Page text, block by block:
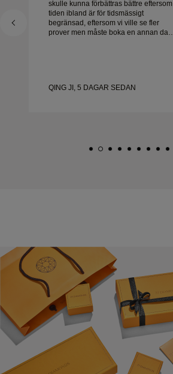
skulle kunna förbättras bättre eftersom
tiden ibland är för tidsmässigt
begränsad, eftersom vi ville se fler
prover men måste boka en annan dag.
QING JI, 5 DAGAR SEDAN